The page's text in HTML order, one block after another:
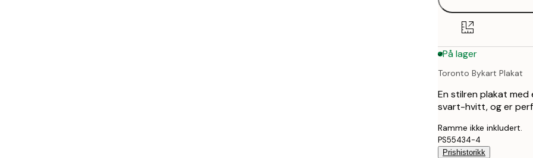
50x70 cm
70x100 cm
På lager
Toronto Bykart Plakat
En stilren plakat
svart-hvitt, og er
Ramme ikke inkludert.
PS55434-4
Prishistorikk